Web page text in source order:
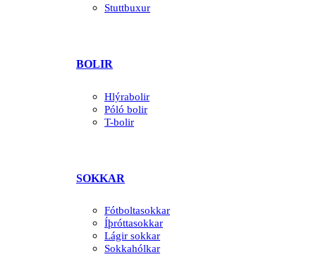
Stuttbuxur
BOLIR
Hlýrabolir
Póló bolir
T-bolir
SOKKAR
Fótboltasokkar
Íþróttasokkar
Lágir sokkar
Sokkahólkar